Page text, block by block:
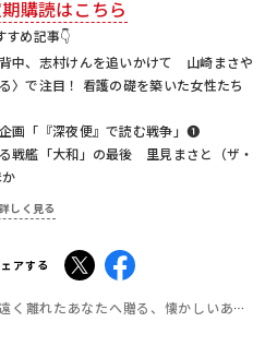
く離れたあなたへ贈る、懐かしいあの風景
すめ記事
)の「風、薫る」感染収束に安堵
上愛)と直美(上坂樹里)。そんな
埜生成)がりんにある提案をする
時・連ドラ初主演！ 夜ドラ｢ろん
りねす｣制作開始 木南晴夏、